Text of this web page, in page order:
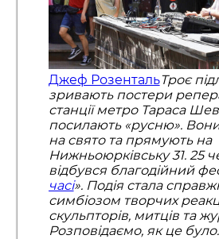
Джеф РозентальТроє
зривають постери
станції метро Тараса
посилають «русню».
на свято та прямують на
Нижньоюрківську 31. 25
відбувся благодійний
часі». Подія стала
симбіозом творчих
скульпторів, митців та
Розповідаємо, як це було.